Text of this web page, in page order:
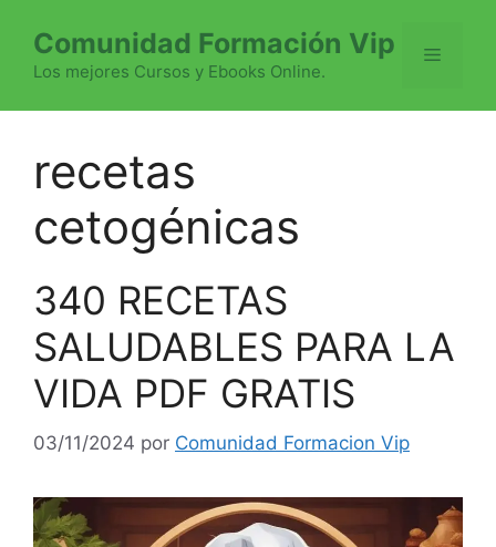
contenido
Comunidad Formación Vip
Los mejores Cursos y Ebooks Online.
Menú
recetas
cetogénicas
340 RECETAS
SALUDABLES PARA LA
VIDA PDF GRATIS
03/11/2024 por Comunidad Formacion Vip